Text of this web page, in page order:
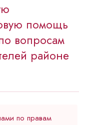
помощь
вопросам
районе
по правам